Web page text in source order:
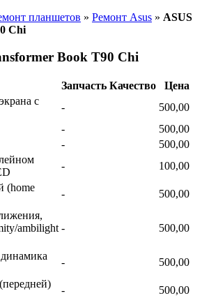
планшетов » Ремонт Asus » ASUS
Chi
Book T90 Chi
Запчасть Качество
Цена
с
-
500,00
-
500,00
-
500,00
-
100,00
(home
-
500,00
ambilight - 500,00
динамика
-
500,00
-
500,00